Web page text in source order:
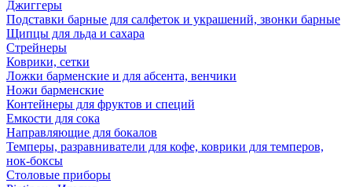
Джиггеры
Подставки барные для салфеток и украшений, звонки барные
Щипцы для льда и сахара
Стрейнеры
Коврики, сетки
Ложки барменские и для абсента, венчики
Ножи барменские
Контейнеры для фруктов и специй
Емкости для сока
Направляющие для бокалов
Темперы, разравниватели для кофе, коврики для темперов,
нок-боксы
Столовые приборы